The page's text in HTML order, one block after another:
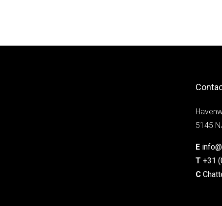
5145
E
T +31
C